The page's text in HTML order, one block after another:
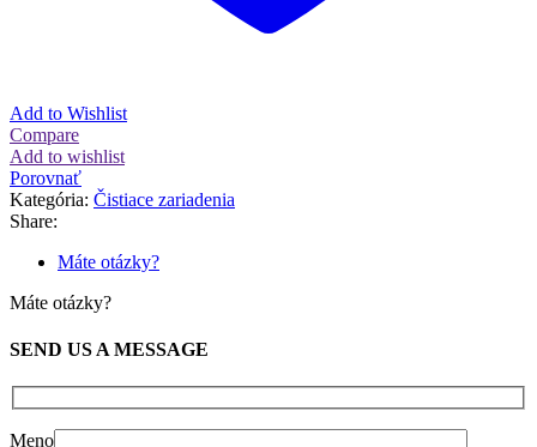
Add to Wishlist
Compare
Add to wishlist
Porovnať
Kategória: Čistiace zariadenia
Share:
Máte otázky?
Máte otázky?
SEND US A MESSAGE
Meno